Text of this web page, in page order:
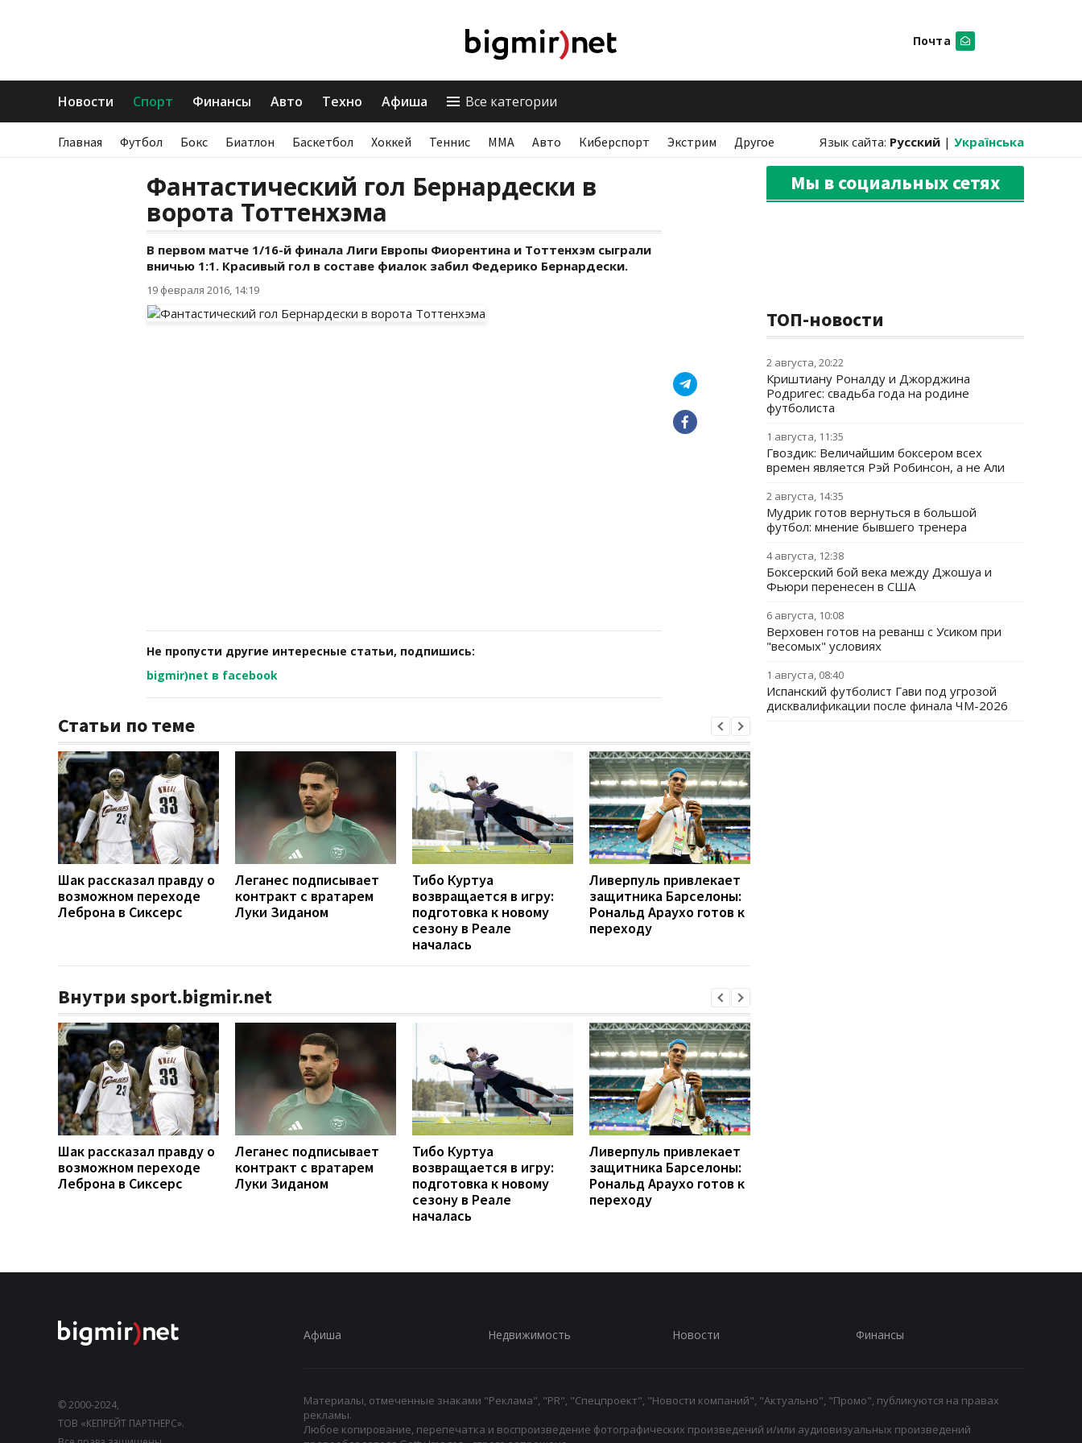
Почта
Новости Спорт Финансы Авто Техно Афиша Все категории
Главная Футбол Бокс Биатлон Баскетбол Хоккей Теннис ММА Авто Киберспорт Экстрим Другое Язык сайта: Русский | Українська
Фантастический гол Бернардески в
ворота Тоттенхэма
В первом матче 1/16-й финала Лиги Европы Фиорентина и Тоттенхэм сыграли
вничью 1:1. Красивый гол в составе фиалок забил Федерико Бернардески.
19 февраля 2016, 14:19
Не пропусти другие интересные статьи, подпишись:
bigmir)net в facebook
Статьи по теме
Шак рассказал правду о
возможном переходе
Леброна в Сиксерс
Леганес подписывает
контракт с вратарем
Луки Зиданом
Тибо Куртуа
возвращается в игру:
подготовка к новому
сезону в Реале
началась
Ливерпуль привлекает
защитника Барселоны:
Рональд Араухо готов к
переходу
Внутри sport.bigmir.net
Шак рассказал правду о
возможном переходе
Леброна в Сиксерс
Леганес подписывает
контракт с вратарем
Луки Зиданом
Тибо Куртуа
возвращается в игру:
подготовка к новому
сезону в Реале
началась
Ливерпуль привлекает
защитника Барселоны:
Рональд Араухо готов к
переходу
Мы в социальных сетях
ТОП-новости
2 августа, 20:22
Криштиану Роналду и Джорджина
Родригес: свадьба года на родине
футболиста
1 августа, 11:35
Гвоздик: Величайшим боксером всех
времен является Рэй Робинсон, а не Али
2 августа, 14:35
Мудрик готов вернуться в большой
футбол: мнение бывшего тренера
4 августа, 12:38
Боксерский бой века между Джошуа и
Фьюри перенесен в США
6 августа, 10:08
Верховен готов на реванш с Усиком при
"весомых" условиях
1 августа, 08:40
Испанский футболист Гави под угрозой
дисквалификации после финала ЧМ-2026
© 2000-2024,
ТОВ «КЕПРЕЙТ ПАРТНЕРС».
Афиша Недвижимость Новости Финансы
Материалы, отмеченные знаками "Реклама", "PR", "Спецпроект", "Новости компаний", "Актуально", "Промо", публикуются на правах
рекламы.
Любое копирование, перепечатка и воспроизведение фотографических произведений и/или аудиовизуальных произведений